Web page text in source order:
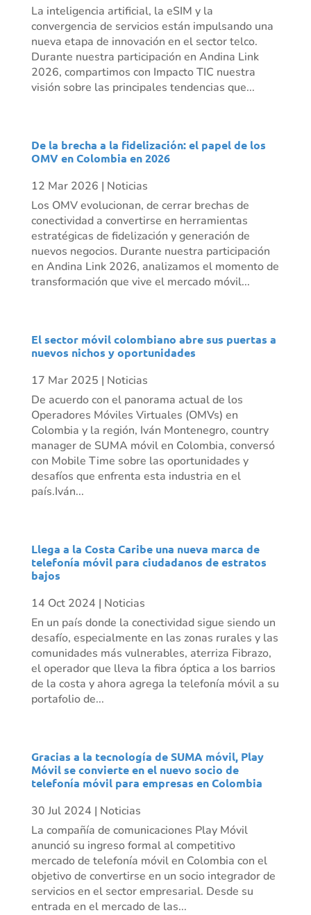
La inteligencia artificial, la eSIM y la
convergencia de servicios están impulsando una
nueva etapa de innovación en el sector telco.
Durante nuestra participación en Andina Link
2026, compartimos con Impacto TIC nuestra
visión sobre las principales tendencias que...
De la brecha a la fidelización: el papel de los
OMV en Colombia en 2026
12 Mar 2026 | Noticias
Los OMV evolucionan, de cerrar brechas de
conectividad a convertirse en herramientas
estratégicas de fidelización y generación de
nuevos negocios. Durante nuestra participación
en Andina Link 2026, analizamos el momento de
transformación que vive el mercado móvil...
El sector móvil colombiano abre sus puertas a
nuevos nichos y oportunidades
17 Mar 2025 | Noticias
De acuerdo con el panorama actual de los
Operadores Móviles Virtuales (OMVs) en
Colombia y la región, Iván Montenegro, country
manager de SUMA móvil en Colombia, conversó
con Mobile Time sobre las oportunidades y
desafíos que enfrenta esta industria en el
país.Iván...
Llega a la Costa Caribe una nueva marca de
telefonía móvil para ciudadanos de estratos
bajos
14 Oct 2024 | Noticias
En un país donde la conectividad sigue siendo un
desafío, especialmente en las zonas rurales y las
comunidades más vulnerables, aterriza Fibrazo,
el operador que lleva la fibra óptica a los barrios
de la costa y ahora agrega la telefonía móvil a su
portafolio de...
Gracias a la tecnología de SUMA móvil, Play
Móvil se convierte en el nuevo socio de
telefonía móvil para empresas en Colombia
30 Jul 2024 | Noticias
La compañía de comunicaciones Play Móvil
anunció su ingreso formal al competitivo
mercado de telefonía móvil en Colombia con el
objetivo de convertirse en un socio integrador de
servicios en el sector empresarial. Desde su
entrada en el mercado de las...